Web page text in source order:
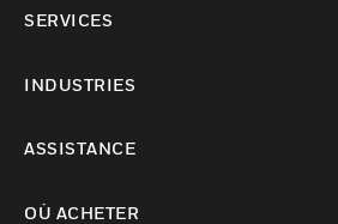
SERVICES
INDUSTRIES
ASSISTANCE
OÙ ACHETER